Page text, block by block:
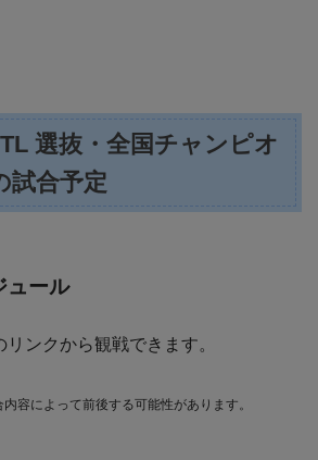
選抜・全国チャンピオ
試合予定
ュール
ンクから観戦できます。
容によって前後する可能性があります。